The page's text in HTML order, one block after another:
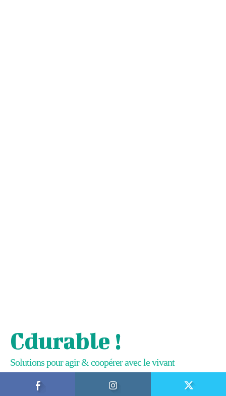
Cdurable !
Solutions pour agir & coopérer avec le vivant